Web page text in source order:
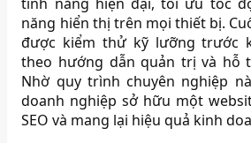
năng hiển thị trên mọi thiết bị.
được kiểm thử kỹ lưỡng trước
theo hướng dẫn quản trị và hỗ
Nhờ quy trình chuyên nghiệp
doanh nghiệp sở hữu một
SEO và mang lại hiệu quả kinh